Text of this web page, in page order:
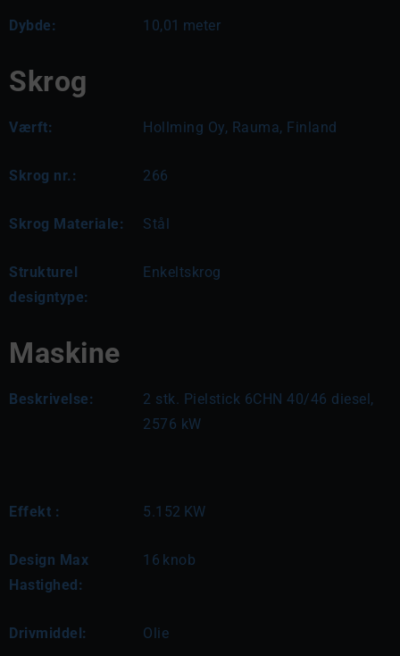
Dybde: 10,01 meter
Skrog
Værft: Hollming Oy, Rauma, Finland
Skrog nr.: 266
Skrog Materiale: Stål
Strukturel
designtype:
Enkeltskrog
Maskine
Beskrivelse:
2 stk. Pielstick 6CHN 40/46 diesel,
2576 kW
Effekt : 5.152 KW
Design Max
Hastighed:
16 knob
Drivmiddel: Olie